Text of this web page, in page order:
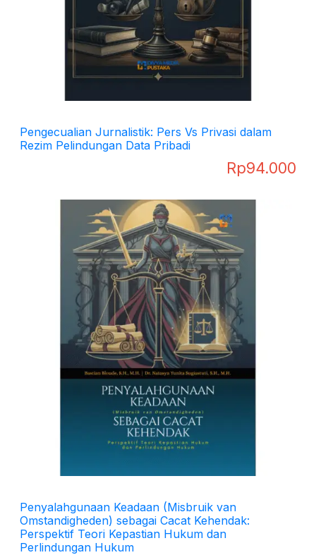
Pengecualian Jurnalistik: Pers Vs Privasi dalam
Rezim Pelindungan Data Pribadi
Rp94.000
Penyalahgunaan Keadaan (Misbruik van
Omstandigheden) sebagai Cacat Kehendak:
Perspektif Teori Kepastian Hukum dan
Perlindungan Hukum